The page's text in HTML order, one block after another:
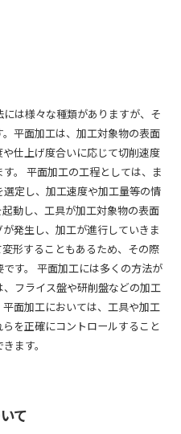
は様々な種類がありますが、そ
平面加工は、加工対象物の表面
仕上げ度合いに応じて切削速度
。 平面加工の工程としては、ま
定し、加工速度や加工量等の情
動し、工具が加工対象物の表面
発生し、加工が進行していきま
形することもあるため、その際
す。 平面加工には多くの方法が
フライス盤や研削盤などの加工
面加工においては、工具や加工
を正確にコントロールすること
ます。
て